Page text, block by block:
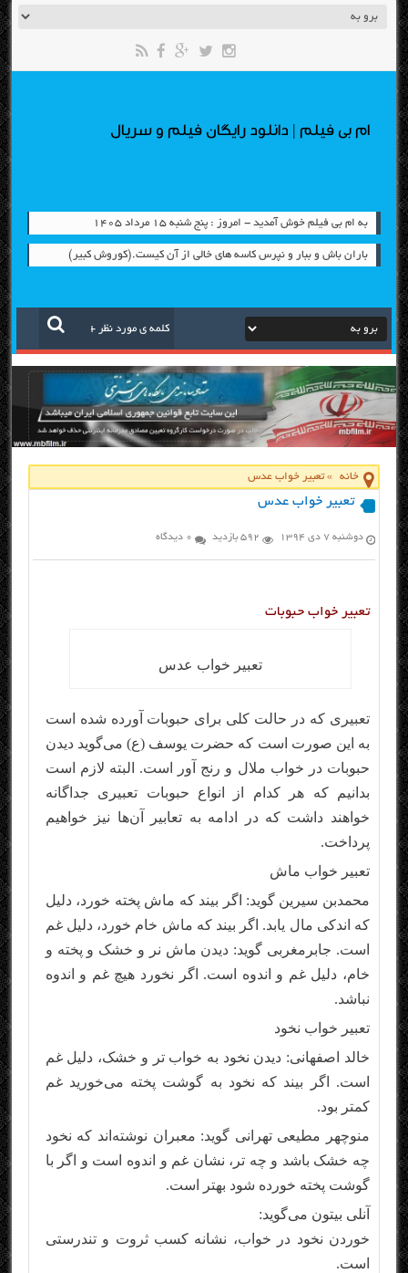
ام بی فیلم | دانلود رایگان فیلم و سریال
به ام بی فیلم خوش آمدید - امروز : پنج شنبه ۱۵ مرداد ۱۴۰۵
باران باش و ببار و نپرس کاسه های خالی از آن کیست.(کوروش کبیر)
خانه »تعبیر خواب عدس
تعبیر خواب عدس
دوشنبه ۷ دی ۱۳۹۴ 592 بازدید 0 دیدگاه
تعبیر خواب حبوبات
تعبیر خواب عدس
تعبیری که در حالت کلی برای حبوبات آورده شده است
به این صورت است که حضرت یوسف (ع) می‌گوید دیدن
حبوبات در خواب ملال و رنج آور است. البته لازم است
بدانیم که هر کدام از انواع حبوبات تعبیری جداگانه
خواهند داشت که در ادامه به تعابیر آن‌ها نیز خواهیم
پرداخت.
تعبیر خواب ماش
محمدبن سیرین گوید: اگر بیند که ماش پخته خورد، دلیل
که اندکی مال یابد. اگر بیند که ماش خام خورد، دلیل غم
است. جابرمغربی گوید: دیدن ماش نر و خشک و پخته و
خام، دلیل غم و اندوه است. اگر نخورد هیچ غم و اندوه
نباشد.
تعبیر خواب نخود
خالد اصفهانی: دیدن نخود به خواب تر و خشک، دلیل غم
است. اگر بیند که نخود به گوشت پخته می‌خورید غم
کمتر بود.
منوچهر مطیعی تهرانی گوید: معبران نوشته‌اند که نخود
چه خشک باشد و چه تر، نشان غم و اندوه است و اگر با
گوشت پخته خورده شود بهتر است.
آنلی بیتون می‌گوید:
خوردن نخود در خواب، نشانه کسب ثروت و تندرستی
است.